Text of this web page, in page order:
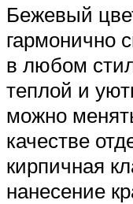
Бежевый
гармонично
в любом
теплой и
можно
качестве
кирпичная
нанесение